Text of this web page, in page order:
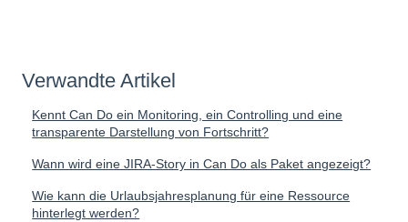
Verwandte Artikel
Kennt Can Do ein Monitoring, ein Controlling und eine
transparente Darstellung von Fortschritt?
Wann wird eine JIRA-Story in Can Do als Paket angezeigt?
Wie kann die Urlaubsjahresplanung für eine Ressource
hinterlegt werden?